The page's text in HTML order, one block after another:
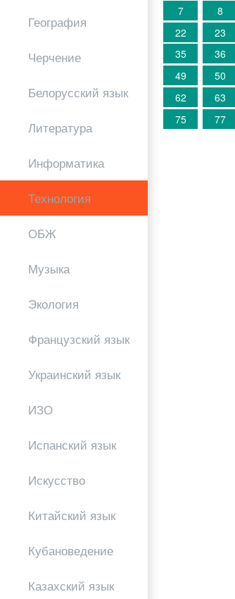
География
Черчение
Белорусский язык
Литература
Информатика
Технология
ОБЖ
Музыка
Экология
Французский язык
Украинский язык
ИЗО
Испанский язык
Искусство
Китайский язык
Кубановедение
Казахский язык
7
8
22
23
35
36
49
50
62
63
75
77